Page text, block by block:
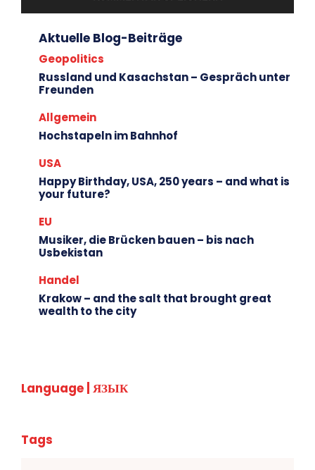
Aktuelle Blog-Beiträge
Geopolitics
Russland und Kasachstan – Gespräch unter
Freunden
Allgemein
Hochstapeln im Bahnhof
USA
Happy Birthday, USA, 250 years – and what is
your future?
EU
Musiker, die Brücken bauen – bis nach
Usbekistan
Handel
Krakow – and the salt that brought great
wealth to the city
Language | ЯЗЫК
Tags